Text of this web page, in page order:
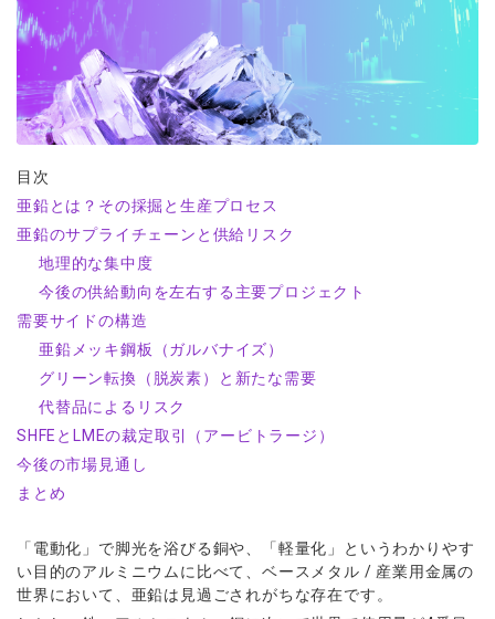
現物株式
ETF
株式CFD
株価指数CFD
エネルギーCFD
貴金属CFD
ソフトコモディティCFD
NEW
バトルCFD
ゼロカットとロスカット
スワップとロールオーバー
入出金方法
レバレッジ
NEW
約定率
取引時間
取引計算シミュレーター
注文執行ポリシー
経済指標・予測カレンダー
口座タイプ
法人のお客様
ゼロ口座
NEW
デモ口座
口座開設フォーム
必要書類
開設方法
プラットフォーム
MT5
MT4
cTrader
AXIORYアプリ
AXIORYポータル
ツール
MT4/MT5 ヒストリカルデータ
EA(エキスパートアドバイザー)
カスタムインジケーター
日本時間表示インジケータ
ストライク インジケータ
MQLシグナル
NEW
通貨インデックス
パートナー
パートナーシップ・プログラム
イントロデュース・パートナープログラム（IP）
特別・VIPプログラム
NEW
ニュース
ニュースリリース
コーポレートニュース
キャンペーン
トレードガイド
NEW
会社概要
会社概要
役員紹介
お問合せ
よくあるご質問
Русский
Español
ไทย
Tiếng Việt
法人のお客様は
目次
亜鉛とは？その採掘と生産プロセス
亜鉛のサプライチェーンと供給リスク
地理的な集中度
今後の供給動向を左右する主要プロジェクト
需要サイドの構造
亜鉛メッキ鋼板（ガルバナイズ）
グリーン転換（脱炭素）と新たな需要
代替品によるリスク
SHFEとLMEの裁定取引（アービトラージ）
今後の市場見通し
まとめ
「電動化」で脚光を浴びる銅や、「軽量化」というわかりやす
い目的のアルミニウムに比べて、ベースメタル / 産業用金属の
世界において、亜鉛は見過ごされがちな存在です。